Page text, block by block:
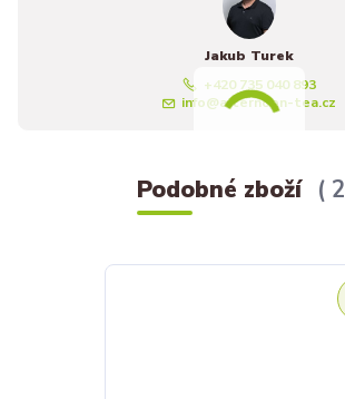
Jakub Turek
+420 735 040 893
info@afternoon-tea.cz
Podobné zboží 2